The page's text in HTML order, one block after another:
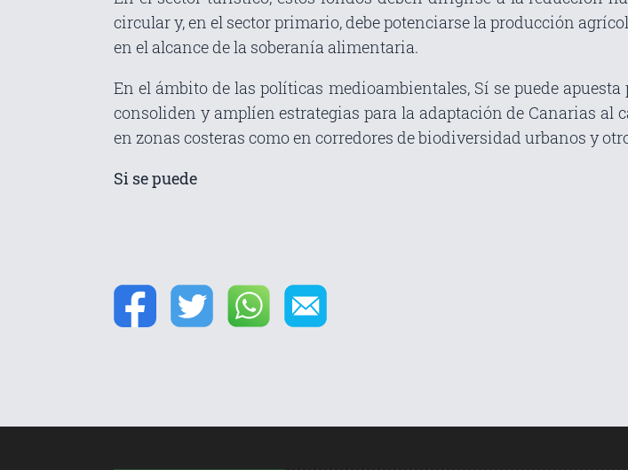
circular y, en el sector primario, debe potenciarse la producción
en el alcance de la soberanía alimentaria.
En el ámbito de las políticas medioambientales, Sí se puede
consoliden y amplíen estrategias para la adaptación de Canarias al
en zonas costeras como en corredores de biodiversidad urbanos y
Si se puede